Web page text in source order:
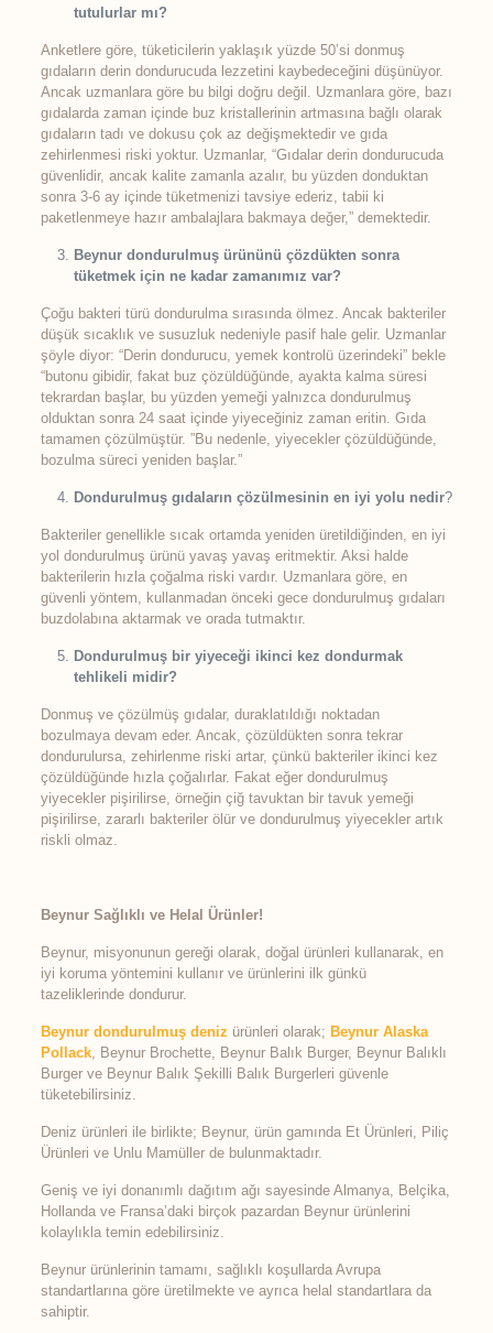
tutulurlar mı?
Anketlere göre, tüketicilerin yaklaşık yüzde 50’si donmuş
gıdaların derin dondurucuda lezzetini kaybedeceğini düşünüyor.
Ancak uzmanlara göre bu bilgi doğru değil. Uzmanlara göre, bazı
gıdalarda zaman içinde buz kristallerinin artmasına bağlı olarak
gıdaların tadı ve dokusu çok az değişmektedir ve gıda
zehirlenmesi riski yoktur. Uzmanlar, “Gıdalar derin dondurucuda
güvenlidir, ancak kalite zamanla azalır, bu yüzden donduktan
sonra 3-6 ay içinde tüketmenizi tavsiye ederiz, tabii ki
paketlenmeye hazır ambalajlara bakmaya değer,” demektedir.
Beynur dondurulmuş ürününü çözdükten sonra
tüketmek için ne kadar zamanımız var?
Çoğu bakteri türü dondurulma sırasında ölmez. Ancak bakteriler
düşük sıcaklık ve susuzluk nedeniyle pasif hale gelir. Uzmanlar
şöyle diyor: “Derin dondurucu, yemek kontrolü üzerindeki” bekle
“butonu gibidir, fakat buz çözüldüğünde, ayakta kalma süresi
tekrardan başlar, bu yüzden yemeği yalnızca dondurulmuş
olduktan sonra 24 saat içinde yiyeceğiniz zaman eritin. Gıda
tamamen çözülmüştür. ”Bu nedenle, yiyecekler çözüldüğünde,
bozulma süreci yeniden başlar.”
Dondurulmuş gıdaların çözülmesinin en iyi yolu nedir?
Bakteriler genellikle sıcak ortamda yeniden üretildiğinden, en iyi
yol dondurulmuş ürünü yavaş yavaş eritmektir. Aksi halde
bakterilerin hızla çoğalma riski vardır. Uzmanlara göre, en
güvenli yöntem, kullanmadan önceki gece dondurulmuş gıdaları
buzdolabına aktarmak ve orada tutmaktır.
Dondurulmuş bir yiyeceği ikinci kez dondurmak
tehlikeli midir?
Donmuş ve çözülmüş gıdalar, duraklatıldığı noktadan
bozulmaya devam eder. Ancak, çözüldükten sonra tekrar
dondurulursa, zehirlenme riski artar, çünkü bakteriler ikinci kez
çözüldüğünde hızla çoğalırlar. Fakat eğer dondurulmuş
yiyecekler pişirilirse, örneğin çiğ tavuktan bir tavuk yemeği
pişirilirse, zararlı bakteriler ölür ve dondurulmuş yiyecekler artık
riskli olmaz.
Beynur Sağlıklı ve Helal Ürünler!
Beynur, misyonunun gereği olarak, doğal ürünleri kullanarak, en
iyi koruma yöntemini kullanır ve ürünlerini ilk günkü
tazeliklerinde dondurur.
Beynur dondurulmuş deniz ürünleri olarak; Beynur Alaska
Pollack, Beynur Brochette, Beynur Balık Burger, Beynur Balıklı
Burger ve Beynur Balık Şekilli Balık Burgerleri güvenle
tüketebilirsiniz.
Deniz ürünleri ile birlikte; Beynur, ürün gamında Et Ürünleri, Piliç
Ürünleri ve Unlu Mamüller de bulunmaktadır.
Geniş ve iyi donanımlı dağıtım ağı sayesinde Almanya, Belçika,
Hollanda ve Fransa’daki birçok pazardan Beynur ürünlerini
kolaylıkla temin edebilirsiniz.
Beynur ürünlerinin tamamı, sağlıklı koşullarda Avrupa
standartlarına göre üretilmekte ve ayrıca helal standartlara da
sahiptir.